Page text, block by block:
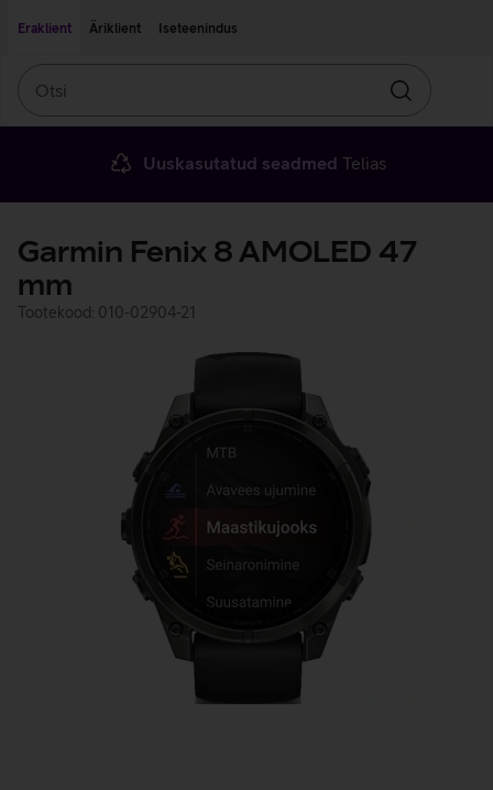
Eraklient
Äriklient Iseteenindus
Otsin
Uuskasutatud seadmed Telias
Garmin Fenix 8 AMOLED 47
mm
Tootekood: 010-02904-21